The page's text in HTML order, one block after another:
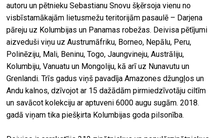
autoru un pētnieku Sebastianu Snovu šķērsoja vienu no
visbīstamākajām lietusmežu teritorijām pasaulē – Darjena
pāreju uz Kolumbijas un Panamas robežas. Deivisa pētījumi
aizveduši viņu uz Austrumāfriku, Borneo, Nepālu, Peru,
Polinēziju, Mali, Beninu, Togo, Jaungvineju, Austrāliju,
Kolumbiju, Vanuatu un Mongoliju, kā arī uz Nunavutu un
Grenlandi. Trīs gadus viņš pavadīja Amazones džungļos un
Andu kalnos, dzīvojot ar 15 dažādām pirmiedzīvotāju ciltīm
un savācot kolekciju ar aptuveni 6000 augu sugām. 2018.
gadā viņam tika piešķirta Kolumbijas goda pilsonība.